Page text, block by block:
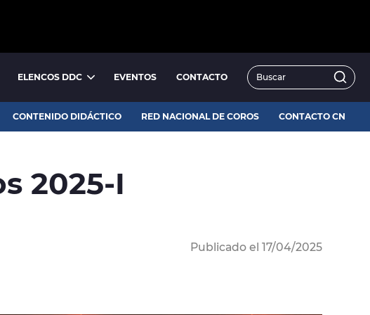
ELENCOS DDC EVENTOS CONTACTO
CONTENIDO DIDÁCTICO RED NACIONAL DE COROS CONTACTO CN
2025-I
Publicado el 17/04/2025